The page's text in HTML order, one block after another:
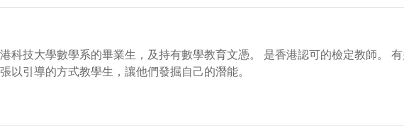
科技大學數學系的畢業生，及持有數學教育文憑。 是香港認可的檢定教師。
以引導的方式教學生，讓他們發掘自己的潛能。